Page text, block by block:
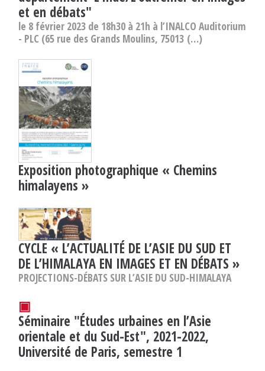
et en débats"
le 8 février 2023 de 18h30 à 21h à l’INALCO Auditorium
- PLC (65 rue des Grands Moulins, 75013 (…)
Exposition photographique « Chemins
himalayens »
CYCLE « L’ACTUALITÉ DE L’ASIE DU SUD ET
DE L’HIMALAYA EN IMAGES ET EN DÉBATS »
PROJECTIONS-DÉBATS SUR L’ASIE DU SUD-HIMALAYA
▣
Séminaire "Études urbaines en l’Asie
orientale et du Sud-Est", 2021-2022,
Université de Paris, semestre 1